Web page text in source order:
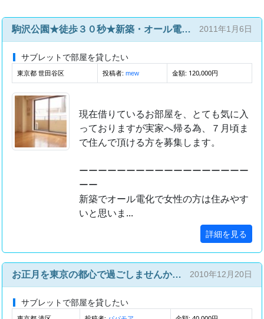
駒沢公園★徒歩３０秒★新築・オール電化・ペット可 2011年1月6日
サブレットで部屋を貸したい
東京都 世田谷区 投稿者: mew 金額: 120,000円
現在借りているお部屋を、とても気に入
っておりますが実家へ帰る為、７月頃ま
で住んで頂ける方を募集します。
ーーーーーーーーーーーーーーーーーー
ーー
新築でオール電化で女性の方は住みやす
いと思いま...
詳細を見る
お正月を東京の都心で過ごしませんか？ 駅近 港区 短期1週間 2010年12月20日
サブレットで部屋を貸したい